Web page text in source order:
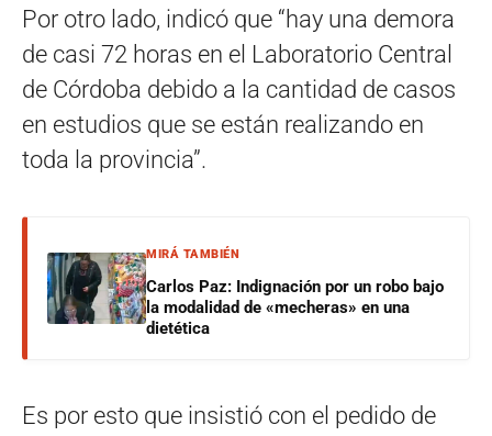
Por otro lado, indicó que “hay una demora
de casi 72 horas en el Laboratorio Central
de Córdoba debido a la cantidad de casos
en estudios que se están realizando en
toda la provincia”.
MIRÁ TAMBIÉN
Carlos Paz: Indignación por un robo bajo
la modalidad de «mecheras» en una
dietética
Es por esto que insistió con el pedido de